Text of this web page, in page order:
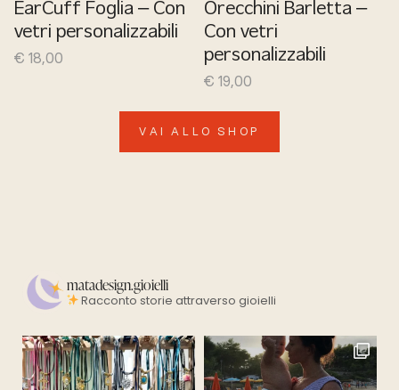
EarCuff Foglia – Con
vetri personalizzabili
€ 18,00
Orecchini Barletta –
Con vetri
personalizzabili
€ 19,00
VAI ALLO SHOP
matadesign.gioielli
Racconto storie attraverso gioielli